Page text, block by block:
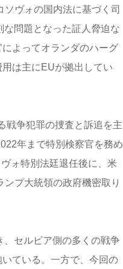
ヴォの国内法に基づく司
問題となった証人脅迫な
よってオランダのハーグ
は主にEUが拠出してい
戦争犯罪の捜査と訴追を主
年まで特別検察官を務め
ォ特別法廷退任後に、米
プ大統領の政府機密取り
セルビア側の多くの戦争
ている。一方で、今回の